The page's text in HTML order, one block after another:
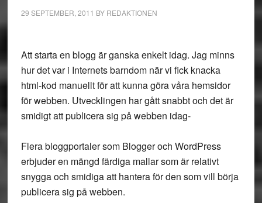
29 SEPTEMBER, 2011 BY REDAKTIONEN
Att starta en blogg är ganska enkelt idag. Jag minns
hur det var i Internets barndom när vi fick knacka
html-kod manuellt för att kunna göra våra hemsidor
för webben. Utvecklingen har gått snabbt och det är
smidigt att publicera sig på webben idag-
Flera bloggportaler som Blogger och WordPress
erbjuder en mängd färdiga mallar som är relativt
snygga och smidiga att hantera för den som vill börja
publicera sig på webben.